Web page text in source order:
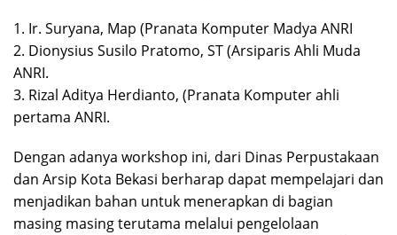
1. Ir. Suryana, Map (Pranata Komputer Madya ANRI
2. Dionysius Susilo Pratomo, ST (Arsiparis Ahli Muda
ANRI.
3. Rizal Aditya Herdianto, (Pranata Komputer ahli
pertama ANRI.
Dengan adanya workshop ini, dari Dinas Perpustakaan
dan Arsip Kota Bekasi berharap dapat mempelajari dan
menjadikan bahan untuk menerapkan di bagian
masing masing terutama melalui pengelolaan